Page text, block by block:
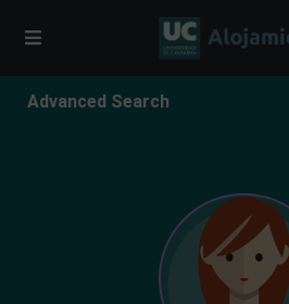
Advanced Search